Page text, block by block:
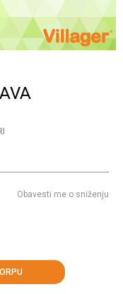
Obavesti me o sniženju